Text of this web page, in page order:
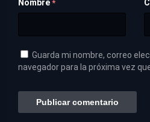
Nombre *
Guarda mi nombre, correo
navegador para la próxima vez